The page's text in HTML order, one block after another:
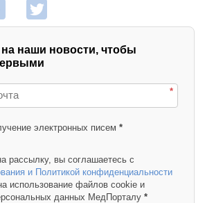
наши новости, чтобы
*
электронных писем *
рассылку, вы соглашаетесь с
и Политикой конфиденциальности
использование файлов cookie и
данных МедПорталу *